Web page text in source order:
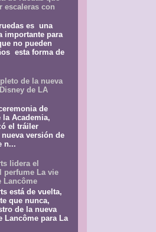
escaleras con
es una
importante para
no pueden
esta forma de
de la nueva
de LA
de
la Academia,
el tráiler
versión de
n...
lidera el
perfume La vie
Lancôme
está de vuelta,
que nunca,
de la nueva
Lancôme para La